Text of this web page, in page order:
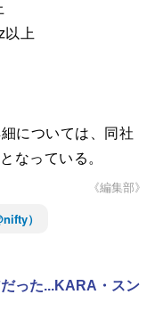
以上
については、同社
なっている。
《編集部》
）
った...KARA・スン